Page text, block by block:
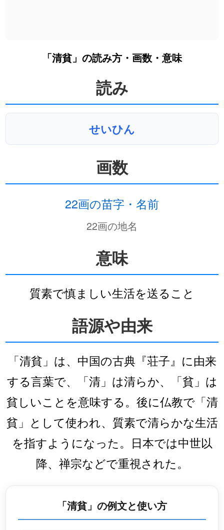
「清貧」の読み方・画数・意味
読み
せいひん
画数
22画の苗字・名前
22画の地名
意味
質素で慎ましい生活を送ること
語源や由来
「清貧」は、中国の古典『荘子』に由来
する言葉で、「清」は清らか、「貧」は
貧しいことを意味する。後に仏教で「清
貧」として使われ、質素で清らかな生活
を指すようになった。日本では中世以
降、禅宗などで重視された。
「清貧」の例文と使い方